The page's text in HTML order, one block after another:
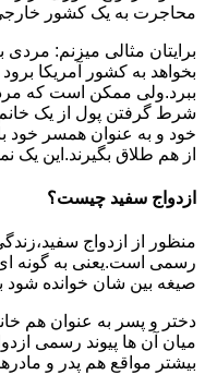
محاجرت به یک کشور خارجی
برایتان مثالی میزنم:
بخواهد به کشور آمریکا
ببرد.ولی ممکن است که
شرط گرفتن پول از یک
خود و به عنوان همسر خود با
از هم طلاق بگیرند.این یک
ازدواج سفید چیست؟
منظور از ازدواج
رسمی است.یعنی به گونه
صیغه بین شان خوانده
دختر و پسر به عنوان هم
میان آن ها پیوند رسمی
بیشتر مواقع هم پدر و